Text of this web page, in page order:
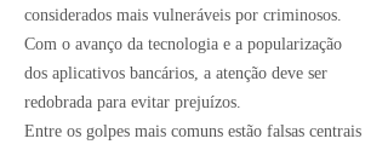
considerados mais vulneráveis por criminosos.
Com o avanço da tecnologia e a popularização
dos aplicativos bancários, a atenção deve ser
redobrada para evitar prejuízos.
Entre os golpes mais comuns estão falsas centrais